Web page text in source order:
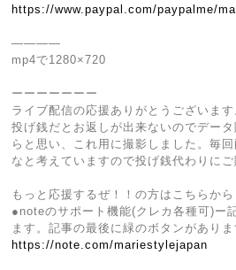
https://www.paypal.com/paypalme/
————
mp4で1280×720
ーーーーーーー
ライブ配信の応援ありがとうございます
投げ銭だとお返しが出来ないのでデー
らと思い、これ用に撮影しました。毎
なと考えていますので投げ銭代わりに
もっと応援するぜ！！の方はこちらから
●noteのサポート機能(クレカ各種可)ー
ます。記事の最後に緑のボタンがありま
https://note.com/mariestylejapan